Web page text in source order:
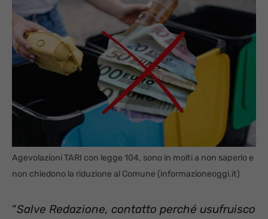
Agevolazioni TARI con legge 104, sono in molti a non saperlo e
non chiedono la riduzione al Comune (informazioneoggi.it)
“Salve Redazione, contatto perché usufruisco